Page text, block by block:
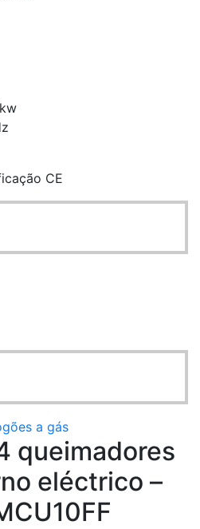
CE
a gás
queimadores
eléctrico –